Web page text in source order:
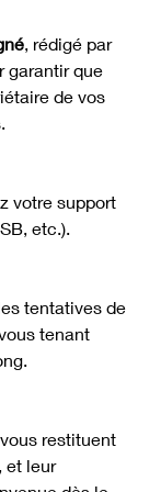
, rédigé par
garantir que
de vos
votre support
etc.).
tentatives de
tenant
restituent
et leur